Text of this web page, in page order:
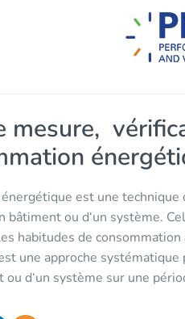
mesure,
est une
bâtiment ou d‘un système.
habitudes de consommation
une approche
ou d‘un système sur une